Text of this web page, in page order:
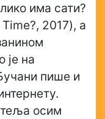
има сати?
2017), а
је на
пише и
осим